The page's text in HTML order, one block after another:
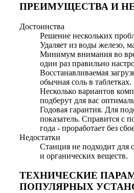
ПРЕИМУЩЕСТВА И
Достоинства
Решение нескольких
Удаляет из воды железо,
Минимум внимания во
один раз правильно
Восстанавливаемая
обычная соль в таблетках.
Несколько вариантов
подберут для вас
Годовая гарантия. Для
показатель. Справится с
года - проработает без
Недостатки
Станция не подходит для
и органических веществ.
ТЕХНИЧЕСКИЕ
ПОПУЛЯРНЫХ